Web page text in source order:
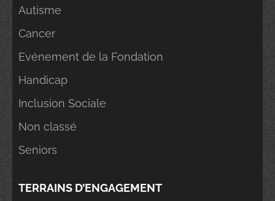
Autisme
Cancer
Evénement de la Fondation
Handicap
Inclusion Sociale
Non classé
Seniors
TERRAINS D’ENGAGEMENT